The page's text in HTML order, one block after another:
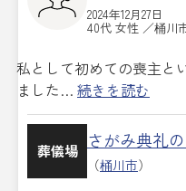
2024年12月27日
40代 女性 ／桶川
私として初めての喪主と
ました… 続きを読む
葬儀場 さがみ典礼
（桶川市）